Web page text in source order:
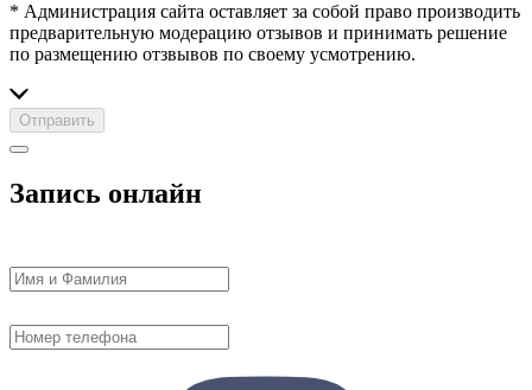
* Администрация сайта оставляет за собой право производить
предварительную модерацию отзывов и принимать решение
по размещению отзвывов по своему усмотрению.
Отправить
Запись онлайн